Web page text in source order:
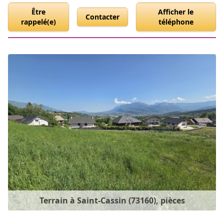
Être
rappelé(e)
Contacter
Afficher le
téléphone
Terrain à Saint-Cassin (73160), pièces